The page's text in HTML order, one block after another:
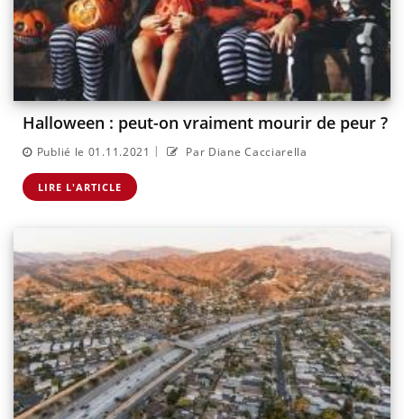
Halloween : peut-on vraiment mourir de peur ?
Publié le 01.11.2021 | Par Diane Cacciarella
LIRE L'ARTICLE